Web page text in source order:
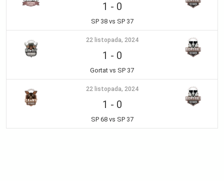
1 - 0
SP 38 vs SP 37
22 listopada, 2024
1 - 0
Gortat vs SP 37
22 listopada, 2024
1 - 0
SP 68 vs SP 37